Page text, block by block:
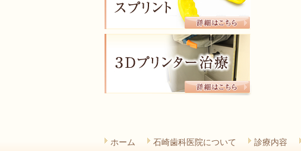
ホーム 石崎歯科医院について 診療内容